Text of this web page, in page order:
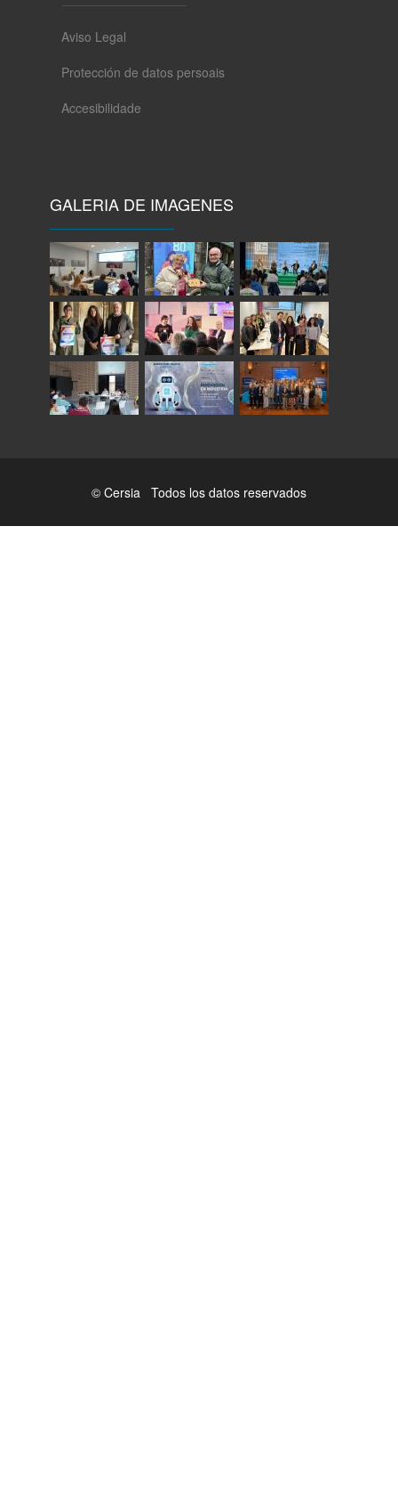
Aviso Legal
Protección de datos persoais
Accesibilidade
GALERIA DE IMAGENES
© Cersia Todos los datos reservados